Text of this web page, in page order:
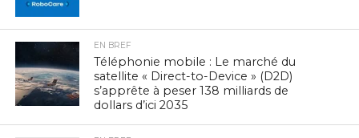
EN BREF
Téléphonie mobile : Le marché du
satellite « Direct-to-Device » (D2D)
s’apprête à peser 138 milliards de
dollars d’ici 2035